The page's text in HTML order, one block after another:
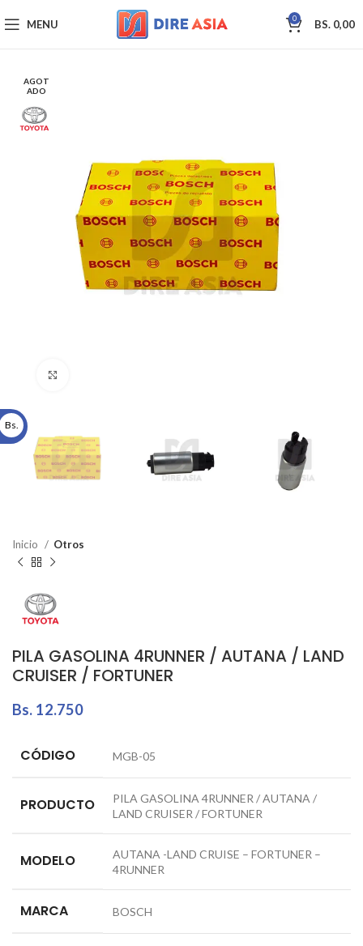
MENU 0 BS. 0,00
AGOT
ADO
Inicio Otros
PILA GASOLINA 4RUNNER / AUTANA / LAND
CRUISER / FORTUNER
Bs. 12.750
CÓDIGO MGB-05
PRODUCTO
PILA GASOLINA 4RUNNER / AUTANA /
LAND CRUISER / FORTUNER
MODELO
AUTANA -LAND CRUISE – FORTUNER –
4RUNNER
MARCA BOSCH
Bs.